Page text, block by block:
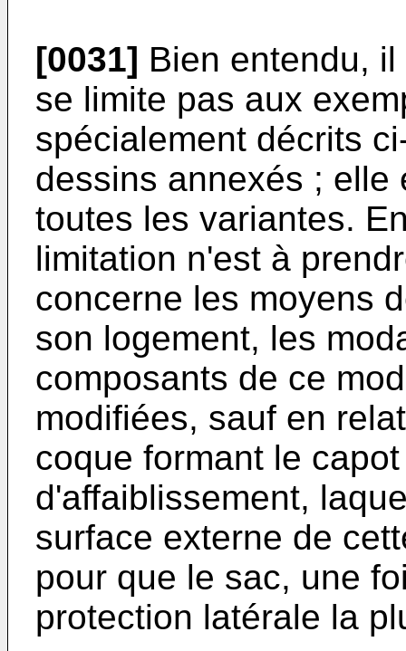
[0031] Bien entendu,
se limite pas aux
spécialement décrits
dessins annexés ; elle
toutes les variantes.
limitation n'est à
concerne les moyens
son logement, les
composants de ce
modifiées, sauf en
coque formant le
d'affaiblissement,
surface externe de
pour que le sac, une
protection latérale la